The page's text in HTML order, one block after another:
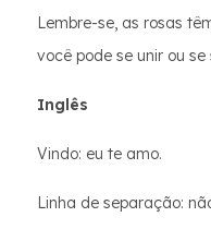
Lembre-se, as rosas
você pode se unir ou se
Inglês
Vindo: eu te amo.
Linha de separação: